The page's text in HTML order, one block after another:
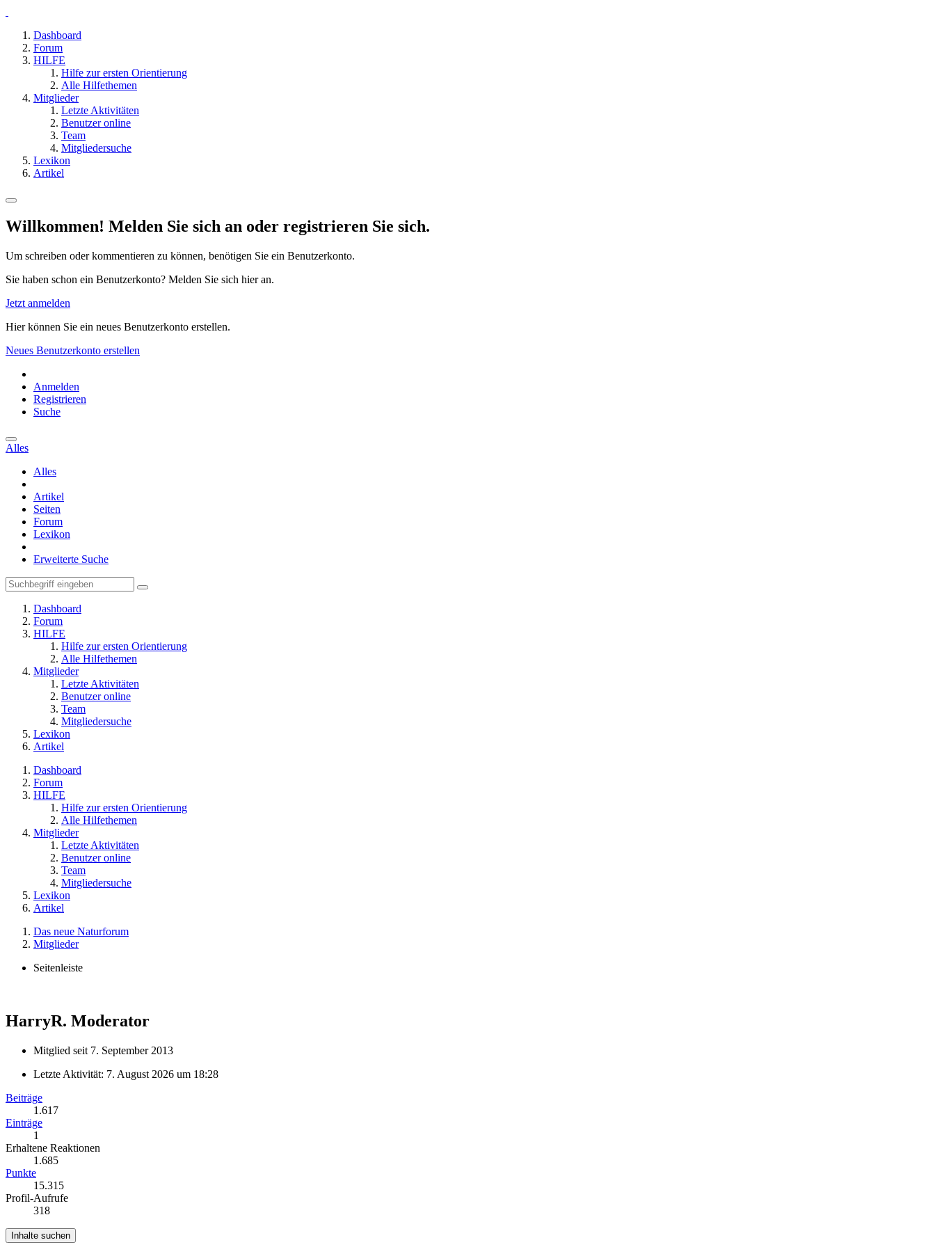
Dashboard
Forum
HILFE
Hilfe zur ersten Orientierung
Alle Hilfethemen
Mitglieder
Letzte Aktivitäten
Benutzer online
Team
Mitgliedersuche
Lexikon
Artikel
Willkommen! Melden Sie sich an oder registrieren Sie sich.
Um schreiben oder kommentieren zu können, benötigen Sie ein Benutzerkonto.
Sie haben schon ein Benutzerkonto? Melden Sie sich hier an.
Jetzt anmelden
Hier können Sie ein neues Benutzerkonto erstellen.
Neues Benutzerkonto erstellen
Anmelden
Registrieren
Suche
Alles
Alles
Artikel
Seiten
Forum
Lexikon
Erweiterte Suche
Dashboard
Forum
HILFE
Hilfe zur ersten Orientierung
Alle Hilfethemen
Mitglieder
Letzte Aktivitäten
Benutzer online
Team
Mitgliedersuche
Lexikon
Artikel
Dashboard
Forum
HILFE
Hilfe zur ersten Orientierung
Alle Hilfethemen
Mitglieder
Letzte Aktivitäten
Benutzer online
Team
Mitgliedersuche
Lexikon
Artikel
Das neue Naturforum
Mitglieder
Seitenleiste
HarryR. Moderator
Mitglied seit 7. September 2013
Letzte Aktivität: 7. August 2026 um 18:28
Beiträge
1.617
Einträge
1
Erhaltene Reaktionen
1.685
Punkte
15.315
Profil-Aufrufe
318
Inhalte suchen